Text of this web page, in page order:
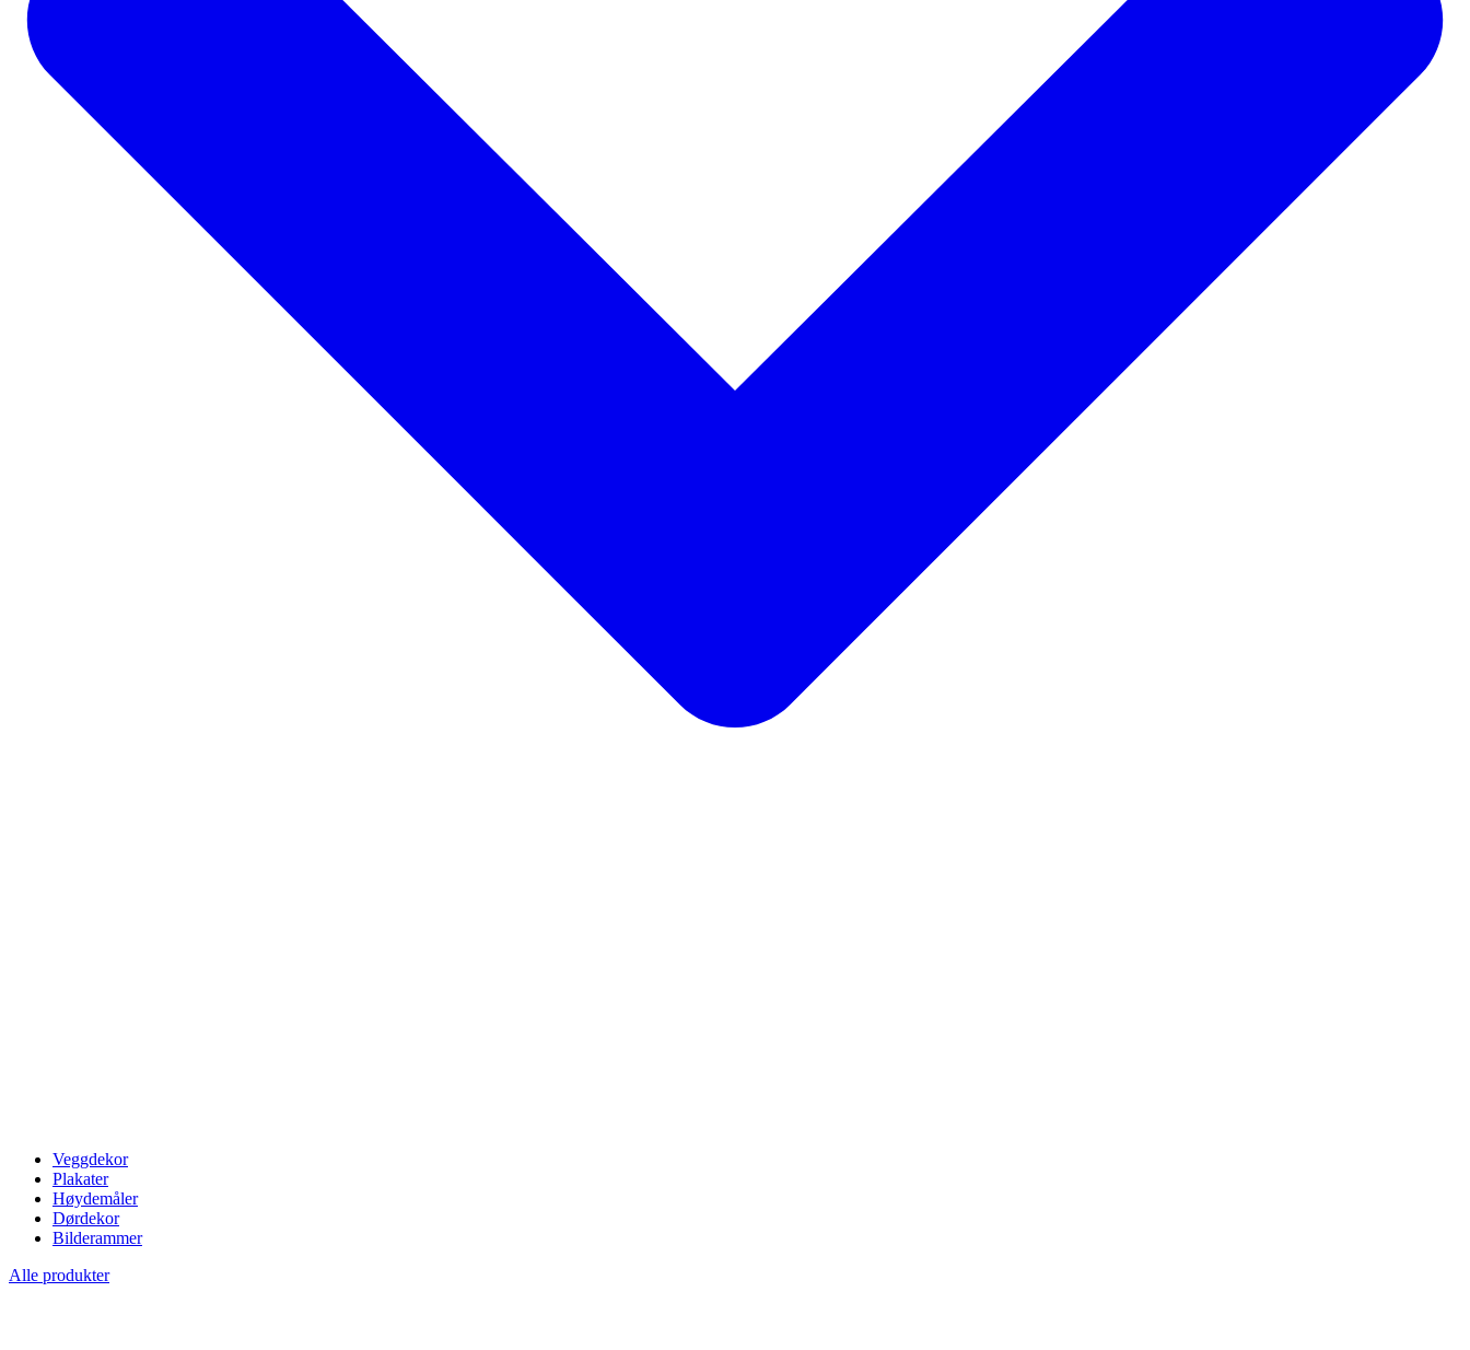
Veggdekor
Plakater
Høydemåler
Dørdekor
Bilderammer
Alle produkter